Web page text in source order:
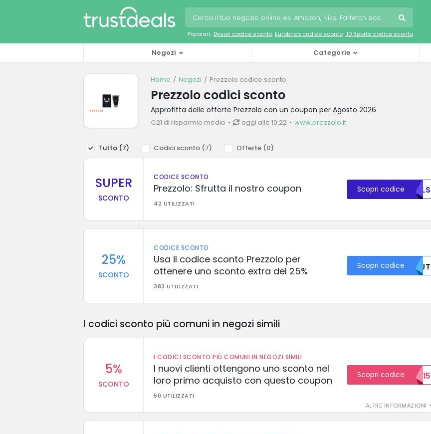
Popolari: Dyson codice sconto Eurobrico codice sconto JD Sports codice sconto
Negozi Categorie
Home Negozi Prezzolo codice sconto
Prezzolo codici sconto
Approfitta delle offerte Prezzolo con un coupon per Agosto 2026
€21 di risparmio medio oggi alle 10:22 www.prezzolo.it
Tutto (7) Codici sconto (7) Offerte (0)
SUPER
SCONTO
CODICE SCONTO
Prezzolo: Sfrutta il nostro coupon
42 UTILIZZATI
Scopri codice RVLS
25%
SCONTO
CODICE SCONTO
Usa il codice sconto Prezzolo per
ottenere uno sconto extra del 25%
383 UTILIZZATI
Scopri codice NTJT
I codici sconto più comuni in negozi simili
5%
SCONTO
I CODICI SCONTO PIÙ COMUNI IN NEGOZI SIMILI
I nuovi clienti ottengono uno sconto nel
loro primo acquisto con questo coupon
50 UTILIZZATI
ALTRE INFORMAZIONI
Scopri codiceNUOVI5